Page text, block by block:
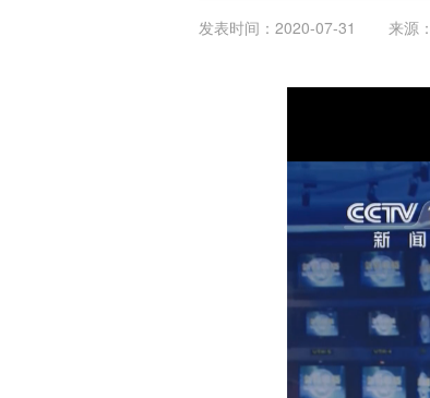
发表时间： 2020-07-31 来源：